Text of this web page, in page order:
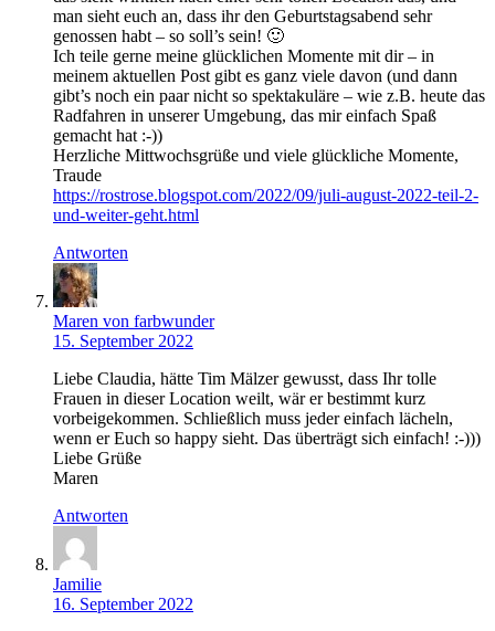
man sieht euch an, dass ihr den Geburtstagsabend sehr
genossen habt – so soll’s sein! 🙂
Ich teile gerne meine glücklichen Momente mit dir – in
meinem aktuellen Post gibt es ganz viele davon (und dann
gibt’s noch ein paar nicht so spektakuläre – wie z.B. heute das
Radfahren in unserer Umgebung, das mir einfach Spaß
gemacht hat :-))
Herzliche Mittwochsgrüße und viele glückliche Momente,
Traude
https://rostrose.blogspot.com/2022/09/juli-august-2022-teil-2-
und-weiter-geht.html
Antworten
Maren von farbwunder
15. September 2022
Liebe Claudia, hätte Tim Mälzer gewusst, dass Ihr tolle
Frauen in dieser Location weilt, wär er bestimmt kurz
vorbeigekommen. Schließlich muss jeder einfach lächeln,
wenn er Euch so happy sieht. Das überträgt sich einfach! :-)))
Liebe Grüße
Maren
Antworten
Jamilie
16. September 2022